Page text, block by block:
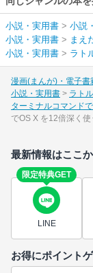
小説・実用書 > 小説
小説・実用書 > まえ
小説・実用書 > ラト
漫画(まんが)・電子
小説・実用書
ラト
ターミナルコマンド
でOS X を12倍深く
最新情報はここ
限定特典GET
LINE
お得にポイントゲ